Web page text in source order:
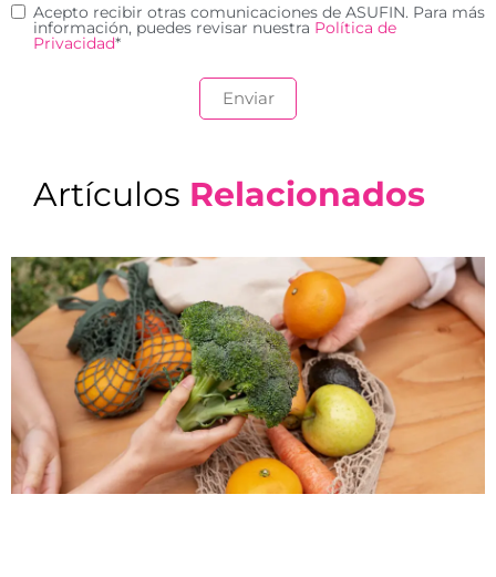
Acepto recibir otras comunicaciones de ASUFIN. Para más
información, puedes revisar nuestra Política de
Privacidad*
Artículos Relacionados